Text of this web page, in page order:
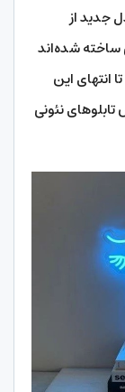
جدید از
ساخته ‌شده‌اند
انتهای این
نئونی